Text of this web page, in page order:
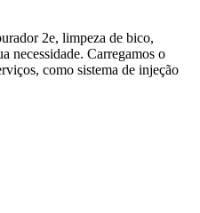
2e, limpeza de bico,
necessidade. Carregamos o
como sistema de injeção